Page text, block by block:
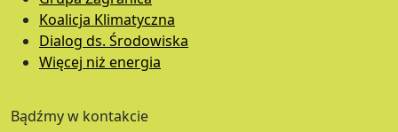
Koalicja Klimatyczna
Dialog ds. Środowiska
Więcej niż energia
Bądźmy w kontakcie